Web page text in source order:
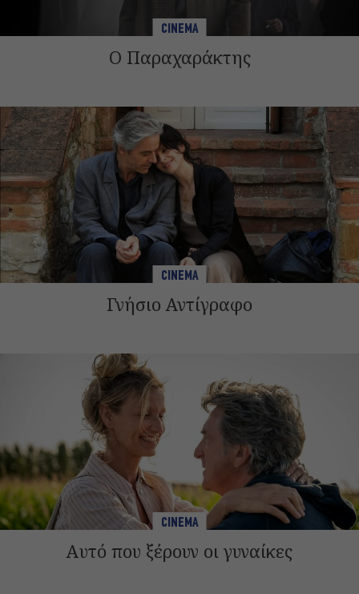
CINEMA
Ο Παραχαράκτης
CINEMA
Γνήσιο Αντίγραφο
CINEMA
Αυτό που ξέρουν οι γυναίκες